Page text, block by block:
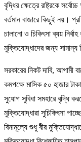
বৃদ্ধির ক্ষেত্রে রাষ্ট্রকে
বর্তমান বাজারে কিছুই নয়।
চালানো ও চিকিৎসা ব্যয়
মুক্তিযোদ্ধাদের জন্য
সরকারের নিকট দাবি, আগামী
কমপক্ষে মাসিক ৫০ হাজার
সুযোগ সুবিধা সমহারে বৃদ্ধি
মুক্তিযোদ্ধারা সুচিকিৎসা
বিনামূল্যে শুধু বীর